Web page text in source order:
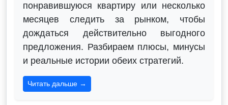
понравившуюся квартиру или несколько
месяцев следить за рынком, чтобы
дождаться действительно выгодного
предложения. Разбираем плюсы, минусы
и реальные истории обеих стратегий.
Читать дальше →